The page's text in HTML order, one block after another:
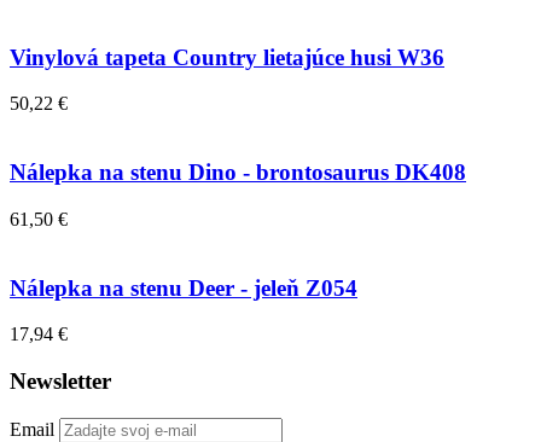
Vinylová tapeta Country lietajúce husi W36
50,22 €
Nálepka na stenu Dino - brontosaurus DK408
61,50 €
Nálepka na stenu Deer - jeleň Z054
17,94 €
Newsletter
Email